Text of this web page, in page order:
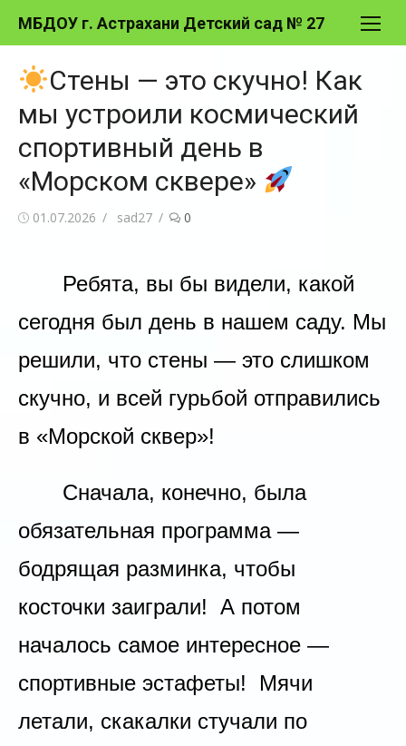
МБДОУ г. Астрахани Детский сад № 27
Стены — это скучно! Как
мы устроили космический
спортивный день в
«Морском сквере»
Опубликовано
01.07.2026 Автор
sad27 0
Ребята, вы бы видели, какой
сегодня был день в нашем саду. Мы
решили, что стены — это слишком
скучно, и всей гурьбой отправились
в «Морской сквер»!
Сначала, конечно, была
обязательная программа —
бодрящая разминка, чтобы
косточки заиграли! А потом
началось самое интересное —
спортивные эстафеты! Мячи
летали, скакалки стучали по